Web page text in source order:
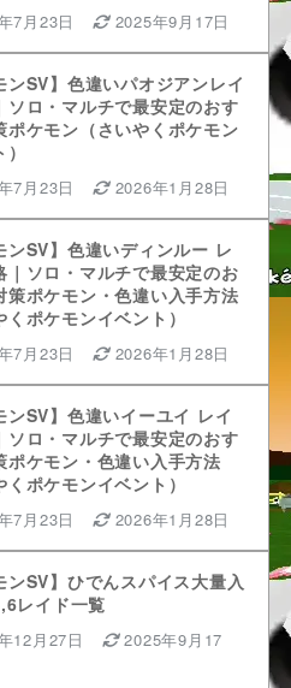
7月23日 2025年9月17日
ンSV】色違いパオジアンレイ
ソロ・マルチで最安定のおす
ポケモン（さいやくポケモン
7月23日 2026年1月28日
ンSV】色違いディンルー レ
｜ソロ・マルチで最安定のお
策ポケモン・色違い入手方法
くポケモンイベント）
7月23日 2026年1月28日
ンSV】色違いイーユイ レイ
ソロ・マルチで最安定のおす
ポケモン・色違い入手方法
くポケモンイベント）
7月23日 2026年1月28日
ンSV】ひでんスパイス大量入
レイド一覧
12月27日
2025年9月17